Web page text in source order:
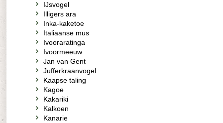
IJsvogel
Illigers ara
Inka-kaketoe
Italiaanse mus
Ivooraratinga
Ivoormeeuw
Jan van Gent
Jufferkraanvogel
Kaapse taling
Kagoe
Kakariki
Kalkoen
Kanarie